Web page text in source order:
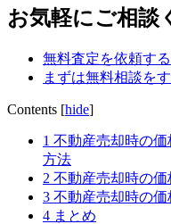
お気軽にご相談
無料査定を依頼する
まずは無料相談を
Contents [hide]
1 不動産売却時の
方法
2 不動産売却時の
3 不動産売却時の
4 まとめ